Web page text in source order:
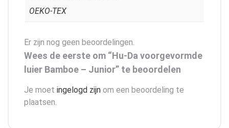
OEKO-TEX
Er zijn nog geen beoordelingen.
Wees de eerste om “Hu-Da voorgevormde
luier Bamboe – Junior” te beoordelen
Je moet ingelogd zijn om een beoordeling te
plaatsen.